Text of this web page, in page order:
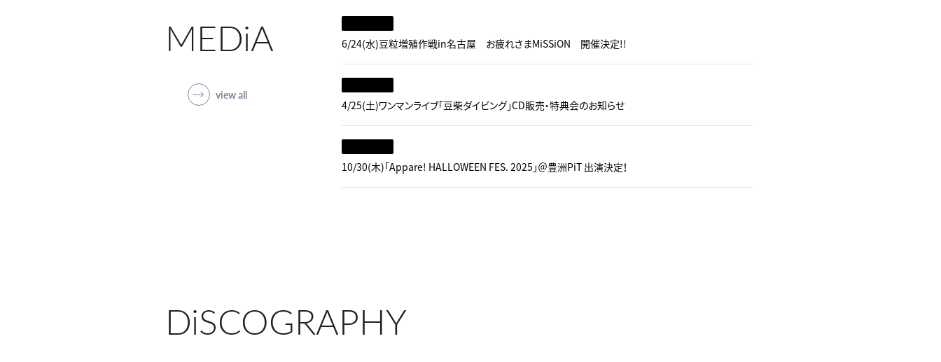
MEDiA
view all
6/24(水)豆粒増殖作戦in名古屋 お疲れさまMiSSiON 開催決定!!
4/25(土)ワンマンライブ「豆柴ダイビング」CD販売・特典会のお知らせ
10/30(木)「Appare! HALLOWEEN FES. 2025」＠豊洲PiT 出演決定！
DiSCOGRAPHY